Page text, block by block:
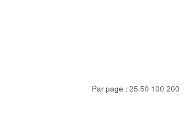
Par page : 25 50 100 200